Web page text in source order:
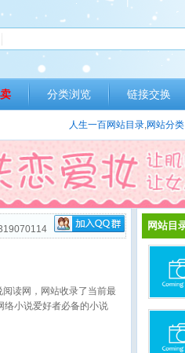
分类浏览 链接交换
人生一百网站目录,网站分
读网，网站收录了当前最
络小说爱好者必备的小说
网站目